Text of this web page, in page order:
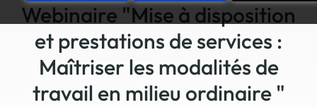
Webinaire "Mise à disposition
et prestations de services :
Maîtriser les modalités de
travail en milieu ordinaire "